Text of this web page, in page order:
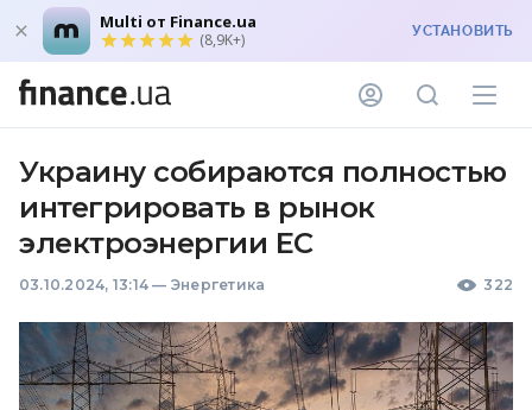
Multi от Finance.ua
(8,9K+) УСТАНОВИТЬ
Украину собираются полностью
интегрировать в рынок
электроэнергии ЕС
03.10.2024, 13:14 — Энергетика 322